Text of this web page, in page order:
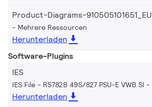
Product-Diagrams-910505101651_EU
Mehrere Ressourcen
Herunterladen
Software-Plugins
IES
IES File - RS782B 49S/827 PSU-E VWB SI
Herunterladen